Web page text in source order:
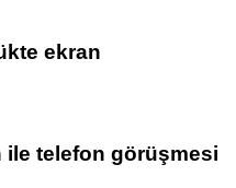
ekran
ile telefon görüşmesi